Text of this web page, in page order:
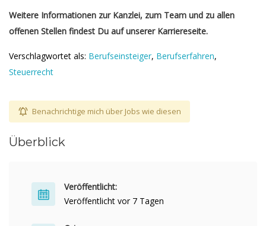
Weitere Informationen zur Kanzlei, zum Team und zu allen
offenen Stellen findest Du auf unserer Karriereseite.
Verschlagwortet als: Berufseinsteiger, Berufserfahren,
Steuerrecht
Benachrichtige mich über Jobs wie diesen
Überblick
Veröffentlicht:
Veröffentlicht vor 7 Tagen